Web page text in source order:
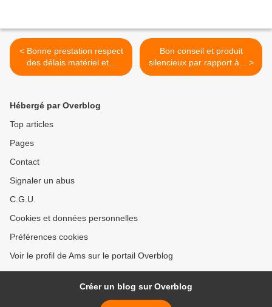
< Bonne prestation respect
des délais matériel et...
Bon conseil et produit
silencieux par rapport à... >
Hébergé par Overblog
Top articles
Pages
Contact
Signaler un abus
C.G.U.
Cookies et données personnelles
Préférences cookies
Voir le profil de Ams sur le portail Overblog
Créer un blog sur Overblog